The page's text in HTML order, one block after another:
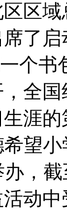
区
了
个
全
涯
望
，
动中